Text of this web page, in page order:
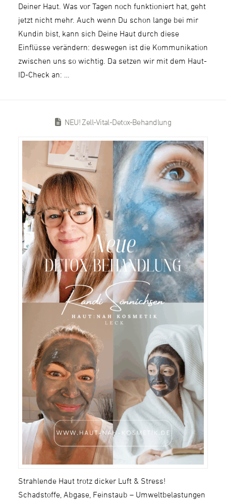
Deiner Haut. Was vor Tagen noch funktioniert hat, geht
jetzt nicht mehr. Auch wenn Du schon lange bei mir
Kundin bist, kann sich Deine Haut durch diese
Einflüsse verändern: deswegen ist die Kommunikation
zwischen uns so wichtig. Da setzen wir mit dem Haut-
ID-Check an: …
NEU! Zell-Vital-Detox-Behandlung
Strahlende Haut trotz dicker Luft & Stress!
Schadstoffe, Abgase, Feinstaub – Umweltbelastungen